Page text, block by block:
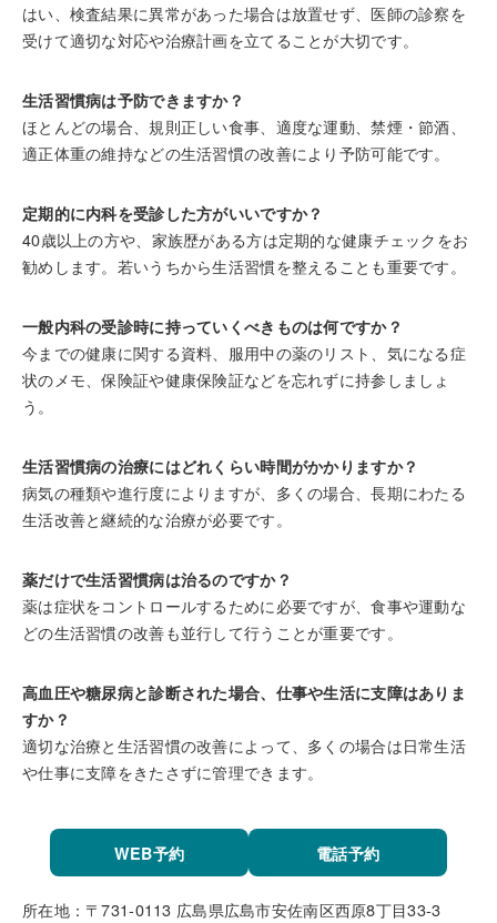
はい、検査結果に異常があった場合は放置せず、医師の診察を
受けて適切な対応や治療計画を立てることが大切です。
生活習慣病は予防できますか？
ほとんどの場合、規則正しい食事、適度な運動、禁煙・節酒、
適正体重の維持などの生活習慣の改善により予防可能です。
定期的に内科を受診した方がいいですか？
40歳以上の方や、家族歴がある方は定期的な健康チェックをお
勧めします。若いうちから生活習慣を整えることも重要です。
一般内科の受診時に持っていくべきものは何ですか？
今までの健康に関する資料、服用中の薬のリスト、気になる症
状のメモ、保険証や健康保険証などを忘れずに持参しましょ
う。
生活習慣病の治療にはどれくらい時間がかかりますか？
病気の種類や進行度によりますが、多くの場合、長期にわたる
生活改善と継続的な治療が必要です。
薬だけで生活習慣病は治るのですか？
薬は症状をコントロールするために必要ですが、食事や運動な
どの生活習慣の改善も並行して行うことが重要です。
高血圧や糖尿病と診断された場合、仕事や生活に支障はありま
すか？
適切な治療と生活習慣の改善によって、多くの場合は日常生活
や仕事に支障をきたさずに管理できます。
WEB予約 電話予約
所在地：〒731-0113 広島県広島市安佐南区西原8丁目33-3